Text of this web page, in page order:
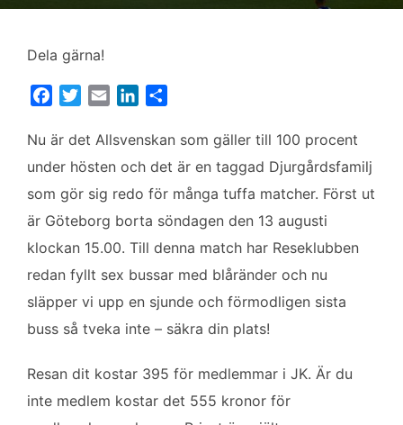
Dela gärna!
c
e
o
o
k
i
t
r
a
i
n
k
d
I
n
l
a
Nu är det Allsvenskan som gäller till 100 procent
under hösten och det är en taggad Djurgårdsfamilj
som gör sig redo för många tuffa matcher. Först ut
är Göteborg borta söndagen den 13 augusti
klockan 15.00. Till denna match har Reseklubben
redan fyllt sex bussar med blåränder och nu
släpper vi upp en sjunde och förmodligen sista
buss så tveka inte – säkra din plats!
Resan dit kostar 395 för medlemmar i JK. Är du
inte medlem kostar det 555 kronor för